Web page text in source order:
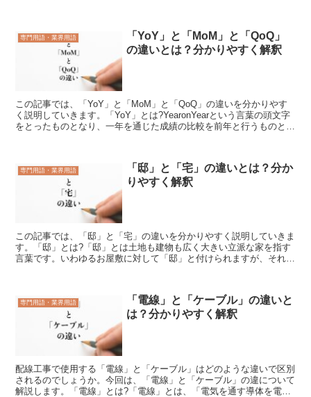
専門用語・業界用語
「YoY」と「MoM」と「QoQ」
の違いとは？分かりやすく解釈
この記事では、「YoY」と「MoM」と「QoQ」の違いを分かりやす
く説明していきます。「YoY」とは?YearonYearという言葉の頭文字
をとったものとなり、一年を通じた成績の比較を前年と行うものとな
専門用語・業界用語
「邸」と「宅」の違いとは？分か
りやすく解釈
この記事では、「邸」と「宅」の違いを分かりやすく説明していきま
す。「邸」とは?「邸」とは土地も建物も広く大きい立派な家を指す
言葉です。いわゆるお屋敷に対して「邸」と付けられますが、それ以
専門用語・業界用語
「電線」と「ケーブル」の違いと
は？分かりやすく解釈
配線工事で使用する「電線」と「ケーブル」はどのような違いで区別
されるのでしょうか。今回は、「電線」と「ケーブル」の違について
解説します。「電線」とは?「電線」とは、「電気を通す導体を電気